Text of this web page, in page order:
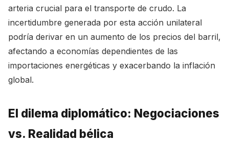
arteria crucial para el transporte de crudo. La
incertidumbre generada por esta acción unilateral
podría derivar en un aumento de los precios del barril,
afectando a economías dependientes de las
importaciones energéticas y exacerbando la inflación
global.
El dilema diplomático: Negociaciones
vs. Realidad bélica